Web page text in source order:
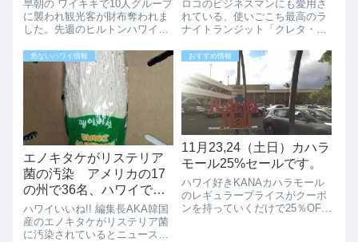
早朝の ワイキキで10人グループ
に襲われ観光客が財布奪われま
した。先週のヒルトンハワイア
ートの早朝での暴行事件に続
き、またワイキキでも早朝に暴
行事件が発生しました。今回の
事件は、ワイキキの中心のアウ
トリガーワイキ...
由。ハワイで980ドルがな
んと日本では、18万円に
なります！！
ロコのビジネスマンにも愛用さ
れている、使いごこち最高のラ
ナイトランジット「クレタ・ト
その１：ハワイでしか手に入ら
ない。理由その２：ハワイのロ
ゴがなんともおしゃれ。理由そ
の３：ビジネスにもアウトドア
にもぴったりマッ...
危ないハワイ情報
エノキタケがリステリア
菌の汚染 アメリカの17
の州で36名、ハワイでも1
名死亡。破棄して消毒
を！！
ハワイいいね!! 編集長AKA韓国
産のエノキタケがリステリア菌
に汚染されているとニュースが
おすすめ情報
11月23,24（土日）カハラ
モール25%セールです。
ハワイ好きKANAカハラモール
のレギュラープライスがクーポ
ンを持っていくだけで25％OFF